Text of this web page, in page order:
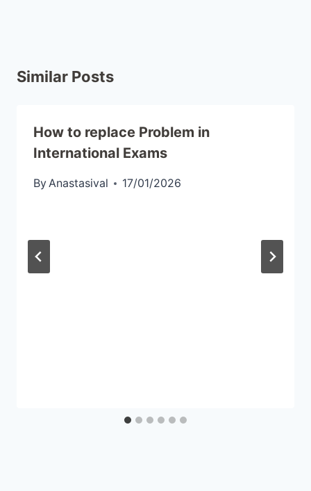
Similar Posts
How to replace Problem in
International Exams
ByAnastasival 17/01/2026